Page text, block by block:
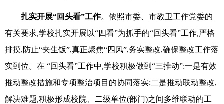
扎实开展“回头看”工作。依照市委、市教卫工作党委的
有关要求,学校扎实开展以“四看”为抓手的“回头看”工作,严格
排摸,防止“夹生饭”,真正聚焦“四风”,务实整改,确保整改工作落
实到位。在 “回头看”工作中,学校积极做到“三推动”:一是有效
推动整改措施和专项整治项目的协同落实;二是推动联动整改,
解决难题,积极形成校院、二级单位(部门)之间多维联动的工